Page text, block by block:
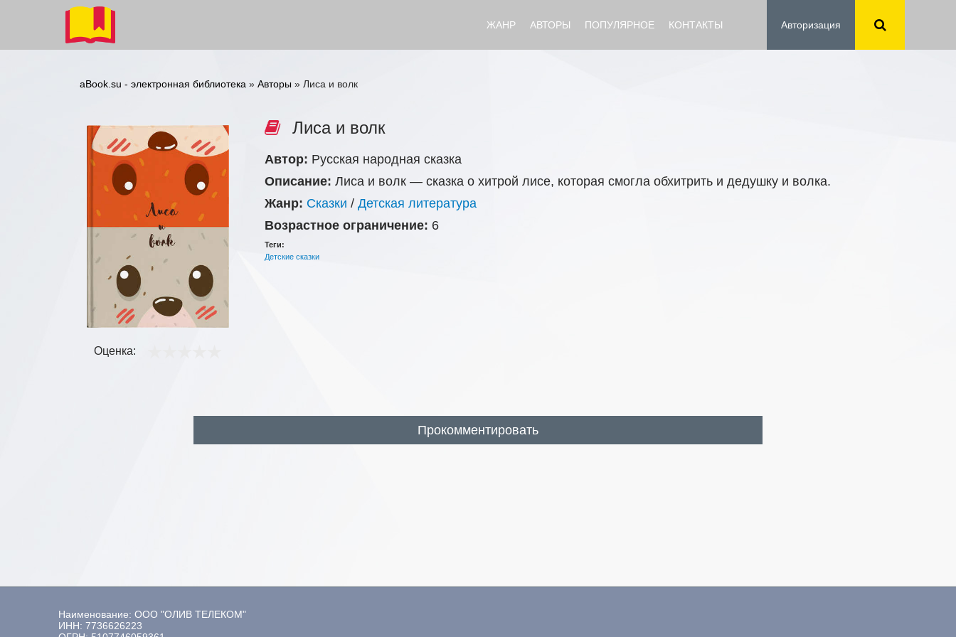
ЖАНР АВТОРЫ ПОПУЛЯРНОЕ КОНТАКТЫ Авторизация
aBook.su - электронная библиотека » Авторы » Лиса и волк
Лиса и волк
Автор: Русская народная сказка
Описание: Лиса и волк — сказка о хитрой лисе, которая смогла обхитрить и дедушку и волка.
Жанр: Сказки / Детская литература
Возрастное ограничение: 6
Теги:
Детские сказки
Оценка:
Прокомментировать
Наименование: ООО "ОЛИВ ТЕЛЕКОМ"
ИНН: 7736626223